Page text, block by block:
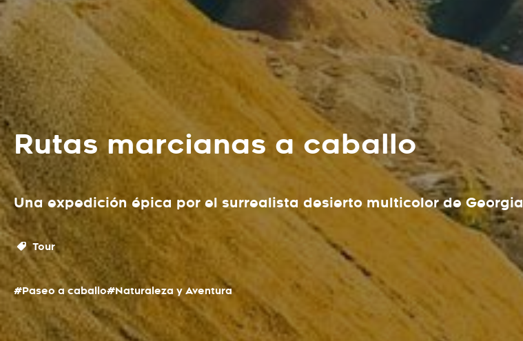
Rutas marcianas a caballo
Una expedición épica por el surrealista desierto multicolor de Georgia
Tour
#Paseo a caballo#Naturaleza y Aventura